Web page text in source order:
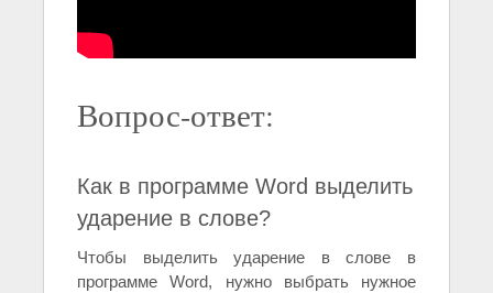
Вопрос-ответ:
Как в программе Word выделить
ударение в слове?
Чтобы выделить ударение в слове в
программе Word, нужно выбрать нужное